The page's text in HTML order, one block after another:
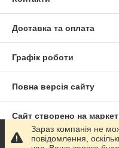
Доставка та оплата
Графік роботи
Повна версія сайту
Сайт створено на
Політика
Зараз компанія не
повідомлення,